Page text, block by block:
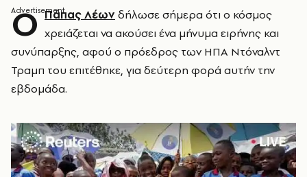
Ο Πάπας Λέων δήλωσε σήμερα ότι ο κόσμος
χρειάζεται να ακούσει ένα μήνυμα ειρήνης και
συνύπαρξης, αφού ο πρόεδρος των ΗΠΑ Ντόναλντ
Τραμπ του επιτέθηκε, για δεύτερη φορά αυτήν την
εβδομάδα.